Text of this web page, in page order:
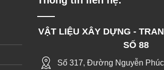
VẬT LIỆU XÂY DỰNG -
SỐ 88
Số 317, Đường Nguyễn